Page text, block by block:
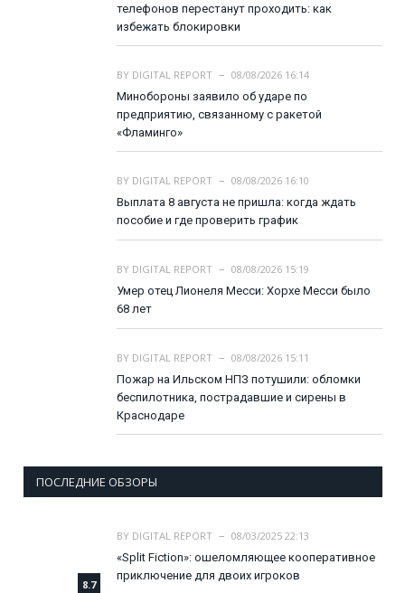
телефонов перестанут проходить: как
избежать блокировки
BY DIGITAL REPORT
08/08/2026 16:14
Минобороны заявило об ударе по
предприятию, связанному с ракетой
«Фламинго»
BY DIGITAL REPORT
08/08/2026 16:10
Выплата 8 августа не пришла: когда ждать
пособие и где проверить график
BY DIGITAL REPORT
08/08/2026 15:19
Умер отец Лионеля Месси: Хорхе Месси было
68 лет
BY DIGITAL REPORT
08/08/2026 15:11
Пожар на Ильском НПЗ потушили: обломки
беспилотника, пострадавшие и сирены в
Краснодаре
ПОСЛЕДНИЕ ОБЗОРЫ
8.7
BY DIGITAL REPORT
08/03/2025 22:13
«Split Fiction»: ошеломляющее кооперативное
приключение для двоих игроков